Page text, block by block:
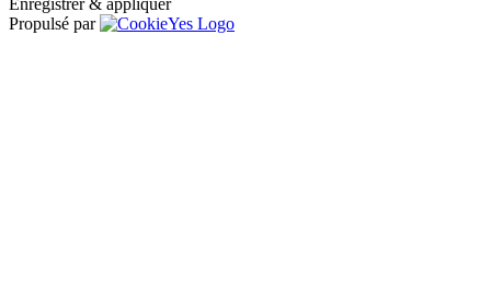
Enregistrer & appliquer
Propulsé par